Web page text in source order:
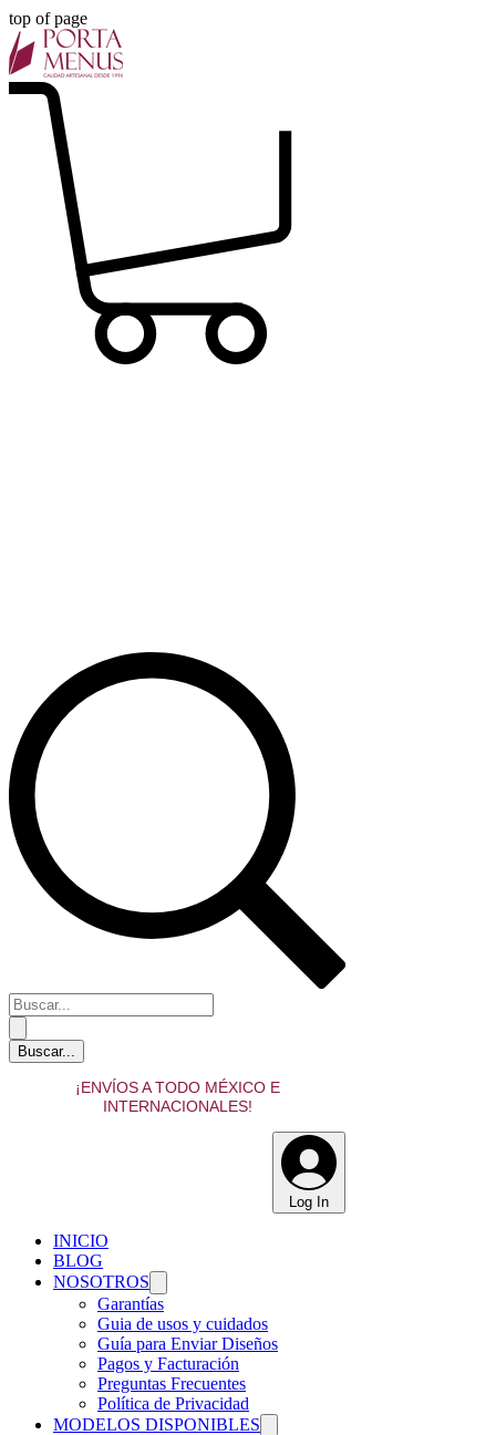
top of page
¡ENVÍOS A TODO MÉXICO E
INTERNACIONALES!
Log In
INICIO
BLOG
NOSOTROS
Garantías
Guia de usos y cuidados
Guía para Enviar Diseños
Pagos y Facturación
Preguntas Frecuentes
Política de Privacidad
MODELOS DISPONIBLES